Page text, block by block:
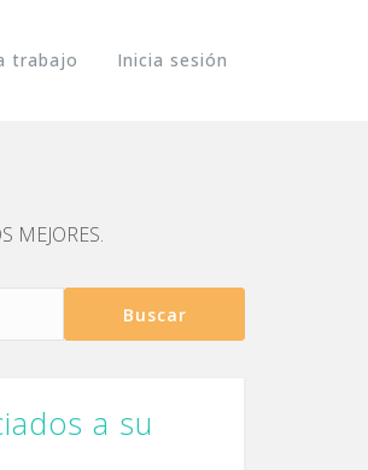
trabajo Inicia sesión
Buscar
a su